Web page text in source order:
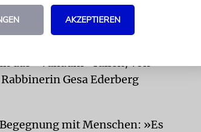
Identität eines Mannes,
das »Vakuum« füllen, von
Gesa Ederberg
mit Menschen: »Es
AKZEPTIEREN